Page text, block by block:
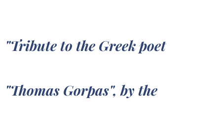
"Tribute to the Greek poet
"Thomas Gorpas", by the